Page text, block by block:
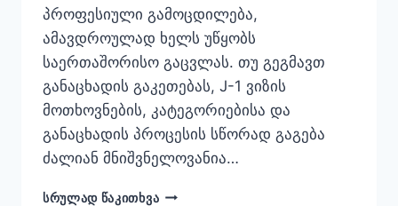
პროფესიული გამოცდილება,
ამავდროულად ხელს უწყობს
საერთაშორისო გაცვლას. თუ გეგმავთ
განაცხადის გაკეთებას, J-1 ვიზის
მოთხოვნების, კატეგორიებისა და
განაცხადის პროცესის სწორად გაგება
ძალიან მნიშვნელოვანია…
ᲡᲠᲣᲚᲐᲓ ᲬᲐᲙᲘᲗᲮᲕᲐ J-